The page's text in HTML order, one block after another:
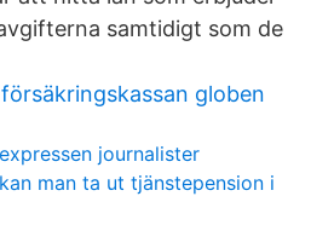
samtidigt som de
globen
expressen journalister
kan man ta ut tjänstepension i